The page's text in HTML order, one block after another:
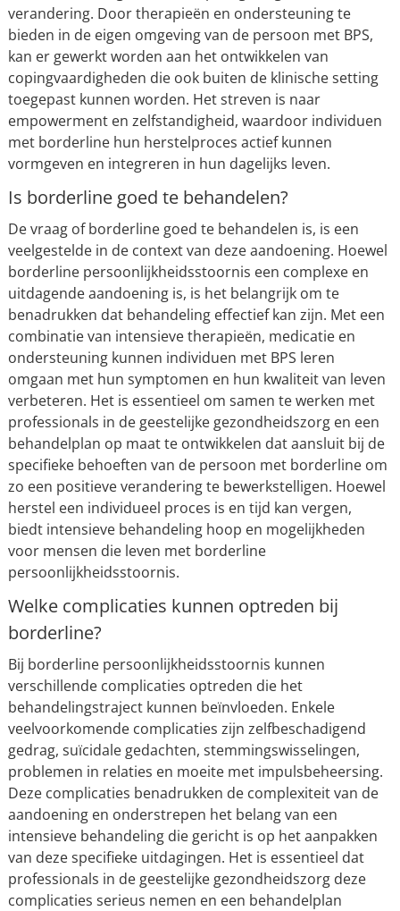
verandering. Door therapieën en ondersteuning te
bieden in de eigen omgeving van de persoon met BPS,
kan er gewerkt worden aan het ontwikkelen van
copingvaardigheden die ook buiten de klinische setting
toegepast kunnen worden. Het streven is naar
empowerment en zelfstandigheid, waardoor individuen
met borderline hun herstelproces actief kunnen
vormgeven en integreren in hun dagelijks leven.
Is borderline goed te behandelen?
De vraag of borderline goed te behandelen is, is een
veelgestelde in de context van deze aandoening. Hoewel
borderline persoonlijkheidsstoornis een complexe en
uitdagende aandoening is, is het belangrijk om te
benadrukken dat behandeling effectief kan zijn. Met een
combinatie van intensieve therapieën, medicatie en
ondersteuning kunnen individuen met BPS leren
omgaan met hun symptomen en hun kwaliteit van leven
verbeteren. Het is essentieel om samen te werken met
professionals in de geestelijke gezondheidszorg en een
behandelplan op maat te ontwikkelen dat aansluit bij de
specifieke behoeften van de persoon met borderline om
zo een positieve verandering te bewerkstelligen. Hoewel
herstel een individueel proces is en tijd kan vergen,
biedt intensieve behandeling hoop en mogelijkheden
voor mensen die leven met borderline
persoonlijkheidsstoornis.
Welke complicaties kunnen optreden bij
borderline?
Bij borderline persoonlijkheidsstoornis kunnen
verschillende complicaties optreden die het
behandelingstraject kunnen beïnvloeden. Enkele
veelvoorkomende complicaties zijn zelfbeschadigend
gedrag, suïcidale gedachten, stemmingswisselingen,
problemen in relaties en moeite met impulsbeheersing.
Deze complicaties benadrukken de complexiteit van de
aandoening en onderstrepen het belang van een
intensieve behandeling die gericht is op het aanpakken
van deze specifieke uitdagingen. Het is essentieel dat
professionals in de geestelijke gezondheidszorg deze
complicaties serieus nemen en een behandelplan